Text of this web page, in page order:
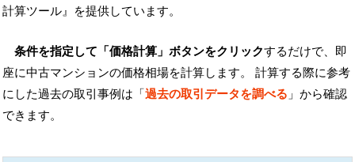
計算ツール』を提供しています。
条件を指定して「価格計算」ボタンをクリックするだけで、即
座に中古マンションの価格相場を計算します。 計算する際に参考
にした過去の取引事例は「過去の取引データを調べる 」から確認
できます。